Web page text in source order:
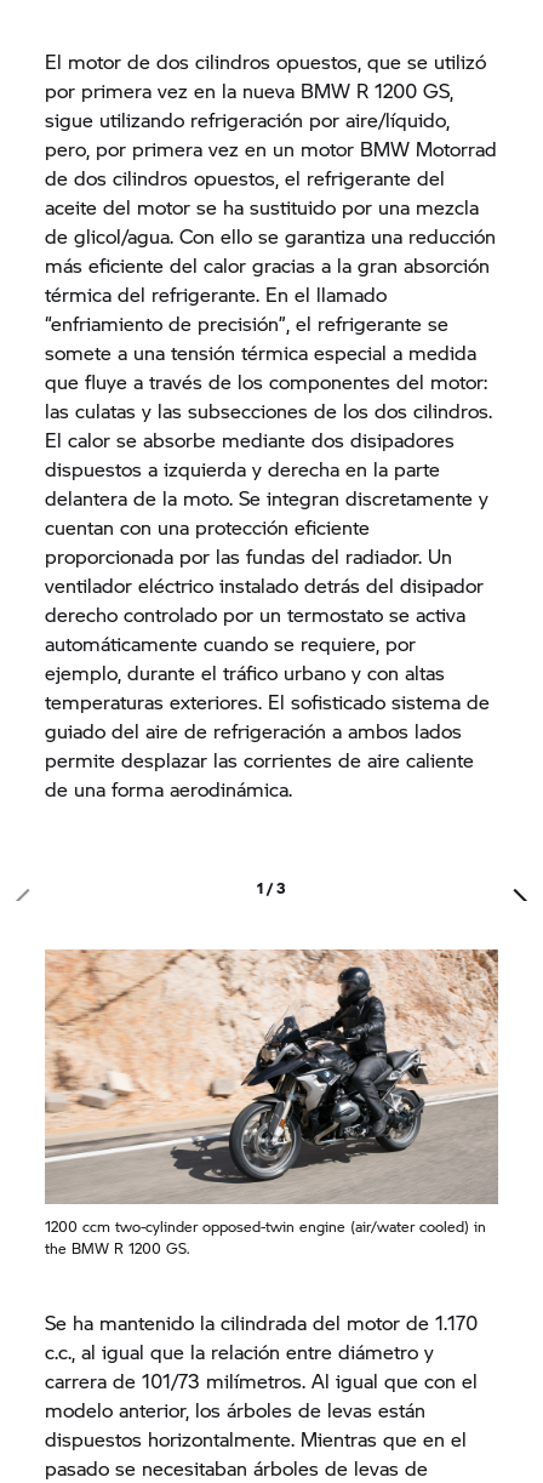
El motor de dos cilindros opuestos, que se utilizó
por primera vez en la nueva BMW R 1200 GS,
sigue utilizando refrigeración por aire/líquido,
pero, por primera vez en un motor BMW Motorrad
de dos cilindros opuestos, el refrigerante del
aceite del motor se ha sustituido por una mezcla
de glicol/agua. Con ello se garantiza una reducción
más eficiente del calor gracias a la gran absorción
térmica del refrigerante. En el llamado
“enfriamiento de precisión”, el refrigerante se
somete a una tensión térmica especial a medida
que fluye a través de los componentes del motor:
las culatas y las subsecciones de los dos cilindros.
El calor se absorbe mediante dos disipadores
dispuestos a izquierda y derecha en la parte
delantera de la moto. Se integran discretamente y
cuentan con una protección eficiente
proporcionada por las fundas del radiador. Un
ventilador eléctrico instalado detrás del disipador
derecho controlado por un termostato se activa
automáticamente cuando se requiere, por
ejemplo, durante el tráfico urbano y con altas
temperaturas exteriores. El sofisticado sistema de
guiado del aire de refrigeración a ambos lados
permite desplazar las corrientes de aire caliente
de una forma aerodinámica.
1 / 3
1200 ccm two-cylinder opposed-twin engine (air/water cooled) in
the BMW R 1200 GS.
Se ha mantenido la cilindrada del motor de 1.170
c.c., al igual que la relación entre diámetro y
carrera de 101/73 milímetros. Al igual que con el
modelo anterior, los árboles de levas están
dispuestos horizontalmente. Mientras que en el
pasado se necesitaban árboles de levas de